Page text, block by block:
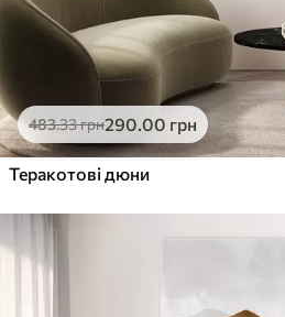
483.33грн290.00 грн
Теракотові дюни